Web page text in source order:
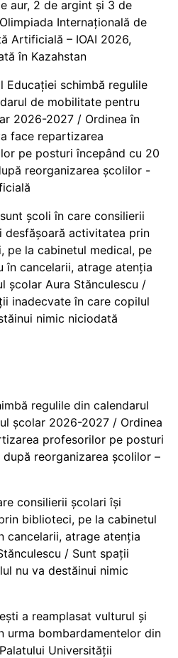
aur, 2 de argint și 3 de
Internațională de
Artificială – IOAI 2026,
în Kazahstan
Educației schimbă regulile
de mobilitate pentru
2026-2027 / Ordinea în
face repartizarea
pe posturi începând cu 20
reorganizarea școlilor -
școli în care consilierii
desfășoară activitatea prin
pe la cabinetul medical, pe
în cancelarii, atrage atenția
școlar Aura Stănculescu /
inadecvate în care copilul
nimic niciodată
regulile din calendarul
școlar 2026-2027 / Ordinea
profesorilor pe posturi
reorganizarea școlilor –
consilierii școlari își
biblioteci, pe la cabinetul
cancelarii, atrage atenția
/ Sunt spații
nu va destăinui nimic
a reamplasat vulturul și
urma bombardamentelor din
Universității